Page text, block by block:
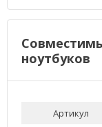
ноутбуков
Артикул